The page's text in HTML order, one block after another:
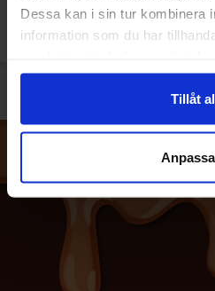
Dessa kan i sin tur kombinera
information som du har
Tillåt
Anpassa